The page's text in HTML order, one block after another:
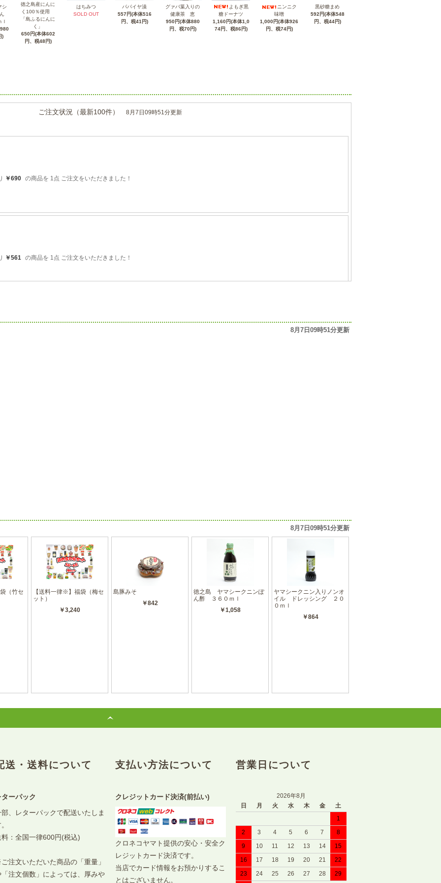
シ
)
徳之島産にんに
く100％使用
「島ふるにんに
く」
650円(本体602
円、税48円)
はちみつ
SOLD OUT
パパイヤ漬
557円(本体516
円、税41円)
グァバ葉入りの
健康茶 恵
950円(本体880
円、税70円)
よもぎ黒
糖ドーナツ
1,160円(本体1,0
74円、税86円)
ニンニク
味噌
1,000円(本体926
円、税74円)
黒砂糖まめ
592円(本体548
円、税44円)
送・送料について
ーパック
部、レターパックで配送いたしま
料：全国一律600円(税込)
注文いただいた商品の「重量」
「注文個数」によっては、厚みや
支払い方法について
クレジットカード決済(前払い)
クロネコヤマト提供の安心・安全ク
レジットカード決済です。
当店でカード情報をお預かりするこ
とはございません。
営業日について
2026年8月
日
月 火 水 木 金
土
1
2
3 4 5 6 7
8
9
10 11 12 13 14
15
16
17 18 19 20 21
22
23
24 25 26 27 28 29